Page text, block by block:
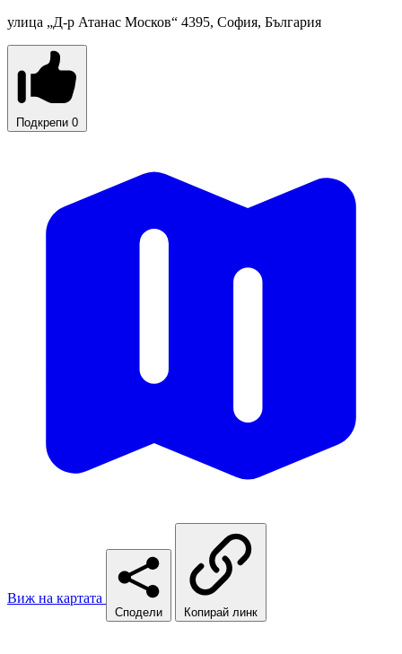
улица „Д-р Атанас Москов“ 4395, София, България
Подкрепи 0
Виж на картата
Сподели Копирай линк